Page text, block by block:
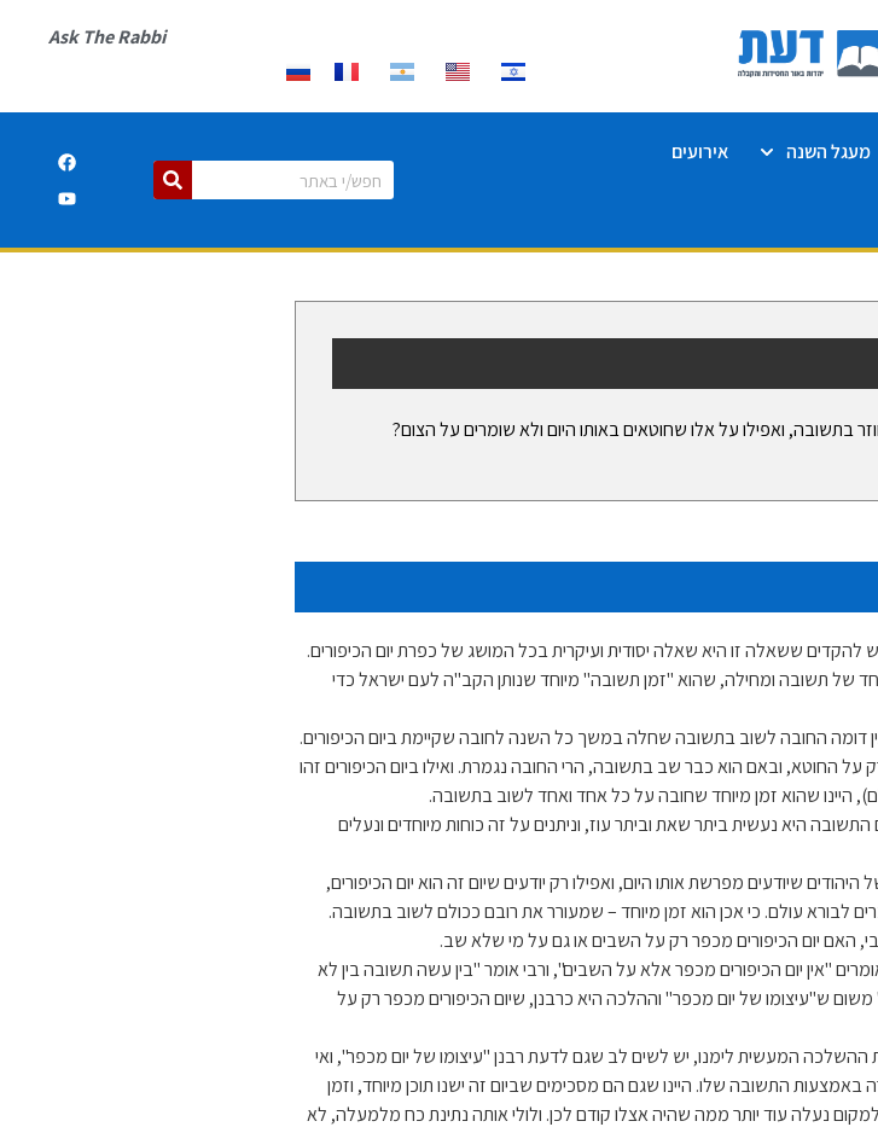
Ask The Rabbi
מעגל השנה אירועים
בתשובה, ואפילו על אלו שחוטאים באותו היום ולא שומרים על הצום?
ששאלה זו היא שאלה יסודית ועיקרית בכל המושג של כפרת יום הכיפורים.
של תשובה ומחילה, שהוא "זמן תשובה" מיוחד שנותן הקב"ה לעם ישראל כדי
דומה החובה לשוב בתשובה שחלה במשך כל השנה לחובה שקיימת ביום הכיפורים.
החוטא, ובאם הוא כבר שב בתשובה, הרי החובה נגמרת. ואילו ביום הכיפורים זהו
היינו שהוא זמן מיוחד שחובה על כל אחד ואחד לשוב בתשובה.
היא נעשית ביתר שאת וביתר עוז, וניתנים על זה כוחות מיוחדים ונעלים
שיודעים מפרשת אותו היום, ואפילו רק יודעים שיום זה הוא יום הכיפורים,
לבורא עולם. כי אכן הוא זמן מיוחד – שמעורר את רובם ככולם לשוב בתשובה.
האם יום הכיפורים מכפר רק על השבים או גם על מי שלא שב.
"אין יום הכיפורים מכפר אלא על השבים", ורבי אומר "בין עשה תשובה בין לא
ש"עיצומו של יום מכפר" וההלכה היא כרבנן, שיום הכיפורים מכפר רק על
ההשלכה המעשית לימנו, יש לשים לב שגם לדעת רבנן "עיצומו של יום מכפר", ואי
התשובה שלו. היינו שגם הם מסכימים שביום זה ישנו תוכן מיוחד, וזמן
נעלה עוד יותר ממה שהיה אצלו קודם לכן. ולולי אותה נתינת כח מלמעלה, לא